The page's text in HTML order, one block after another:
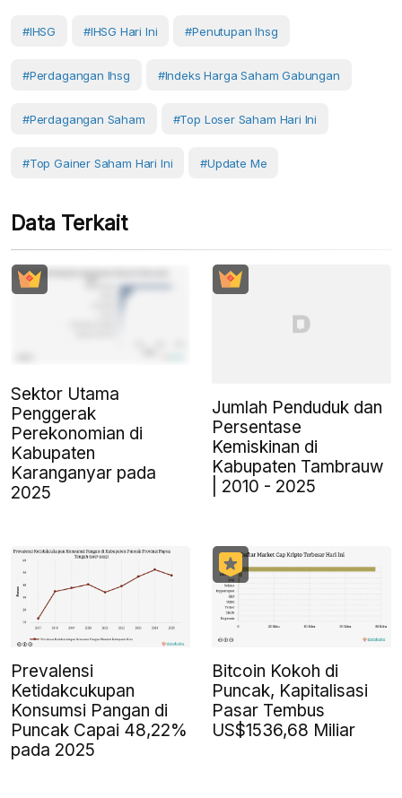
#IHSG #IHSG Hari Ini #penutupan Ihsg
#perdagangan Ihsg #Indeks Harga Saham Gabungan
#Perdagangan Saham #top Loser Saham Hari Ini
#top Gainer Saham Hari Ini #Update Me
Data Terkait
Sektor Utama
Penggerak
Perekonomian di
Kabupaten
Karanganyar pada
2025
Jumlah Penduduk dan
Persentase
Kemiskinan di
Kabupaten Tambrauw
| 2010 - 2025
Prevalensi
Ketidakcukupan
Konsumsi Pangan di
Puncak Capai 48,22%
pada 2025
Bitcoin Kokoh di
Puncak, Kapitalisasi
Pasar Tembus
US$1536,68 Miliar